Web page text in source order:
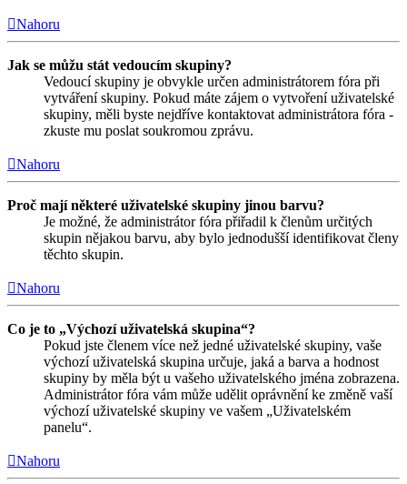
Nahoru
Jak se můžu stát vedoucím skupiny?
Vedoucí skupiny je obvykle určen administrátorem fóra při
vytváření skupiny. Pokud máte zájem o vytvoření uživatelské
skupiny, měli byste nejdříve kontaktovat administrátora fóra -
zkuste mu poslat soukromou zprávu.
Nahoru
Proč mají některé uživatelské skupiny jinou barvu?
Je možné, že administrátor fóra přiřadil k členům určitých
skupin nějakou barvu, aby bylo jednodušší identifikovat členy
těchto skupin.
Nahoru
Co je to „Výchozí uživatelská skupina“?
Pokud jste členem více než jedné uživatelské skupiny, vaše
výchozí uživatelská skupina určuje, jaká a barva a hodnost
skupiny by měla být u vašeho uživatelského jména zobrazena.
Administrátor fóra vám může udělit oprávnění ke změně vaší
výchozí uživatelské skupiny ve vašem „Uživatelském
panelu“.
Nahoru